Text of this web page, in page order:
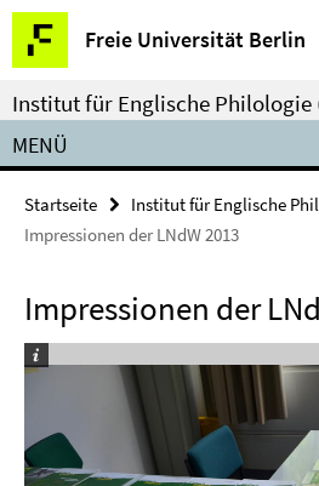
Springe
direkt
zu
Inhalt
Freie Universität Berlin
Service-
Navigation
Institut für Englische Philologie
MENÜ
Startseite
Institut für Englische
Impressionen der LNdW 2013
Impressionen der